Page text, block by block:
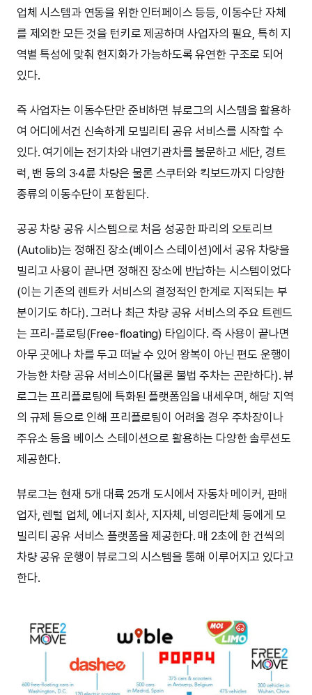
업체 시스템과 연동을 위한 인터페이스 등등, 이동수단 자체
를 제외한 모든 것을 턴키로 제공하며 사업자의 필요, 특히 지
역별 특성에 맞춰 현지화가 가능하도록 유연한 구조로 되어
있다.
즉 사업자는 이동수단만 준비하면 뷰로그의 시스템을 활용하
여 어디에서건 신속하게 모빌리티 공유 서비스를 시작할 수
있다. 여기에는 전기차와 내연기관차를 불문하고 세단, 경트
럭, 밴 등의 3·4륜 차량은 물론 스쿠터와 킥보드까지 다양한
종류의 이동수단이 포함된다.
공공 차량 공유 시스템으로 처음 성공한 파리의 오토리브
(Autolib)는 정해진 장소(베이스 스테이션)에서 공유 차량을
빌리고 사용이 끝나면 정해진 장소에 반납하는 시스템이었다
(이는 기존의 렌트카 서비스의 결정적인 한계로 지적되는 부
분이기도 하다). 그러나 최근 차량 공유 서비스의 주요 트렌드
는 프리-플로팅(Free-floating) 타입이다. 즉 사용이 끝나면
아무 곳에나 차를 두고 떠날 수 있어 왕복이 아닌 편도 운행이
가능한 차량 공유 서비스이다(물론 불법 주차는 곤란하다). 뷰
로그는 프리플로팅에 특화된 플랫폼임을 내세우며, 해당 지역
의 규제 등으로 인해 프리플로팅이 어려울 경우 주차장이나
주유소 등을 베이스 스테이션으로 활용하는 다양한 솔루션도
제공한다.
뷰로그는 현재 5개 대륙 25개 도시에서 자동차 메이커, 판매
업자, 렌털 업체, 에너지 회사, 지자체, 비영리단체 등에게 모
빌리티 공유 서비스 플랫폼을 제공한다. 매 2초에 한 건씩의
차량 공유 운행이 뷰로그의 시스템을 통해 이루어지고 있다고
한다.